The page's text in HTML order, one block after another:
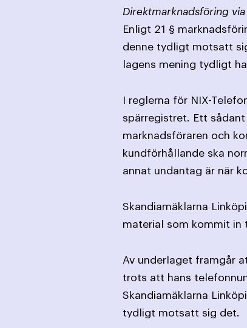
Direktmarknadsföring
Enligt 21 §
denne tydligt motsatt
lagens mening tydligt
I reglerna för NIX-
spärregistret. Ett
marknads­föraren och
kund­förhållande ska
annat undantag är när
Skandiamäklarna
material som kommit in
Av underlaget framgår
trots att hans
Skandiamäklarna
tydligt motsatt sig det.